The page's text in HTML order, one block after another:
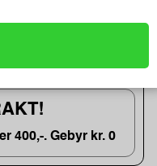
mm
400,-. Gebyr kr. 0